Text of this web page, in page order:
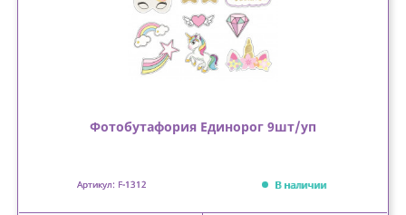
Фотобутафория Единорог 9шт/уп
Артикул: F-1312 В наличии